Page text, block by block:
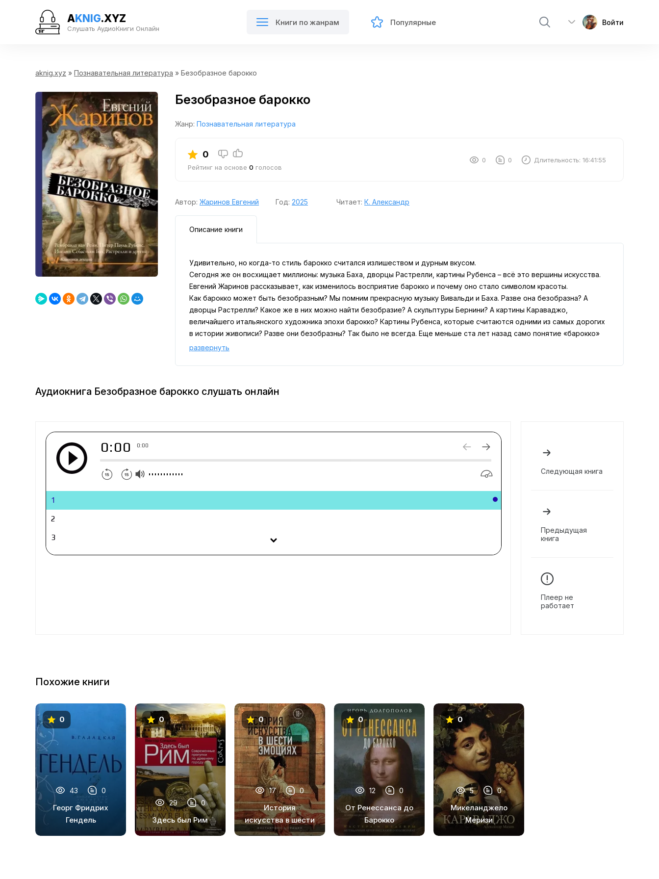
AKNIG.XYZ
Слушать АудиоКниги Онлайн
Книги по жанрам Популярные Войти
aknig.xyz » Познавательная литература » Безобразное барокко
Безобразное барокко
Жанр: Познавательная литература
0
Рейтинг на основе 0 голосов
0 0 Длительность: 16:41:55
Автор: Жаринов Евгений Год: 2025 Читает: К. Александр
Описание книги
Удивительно, но когда-то стиль барокко считался излишеством и дурным вкусом.
Сегодня же он восхищает миллионы: музыка Баха, дворцы Растрелли, картины Рубенса – всё это вершины искусства.
Евгений Жаринов рассказывает, как изменилось восприятие барокко и почему оно стало символом красоты.
Как барокко может быть безобразным? Мы помним прекрасную музыку Вивальди и Баха. Разве она безобразна? А
дворцы Растрелли? Какое же в них можно найти безобразие? А скульптуры Бернини? А картины Караваджо,
величайшего итальянского художника эпохи барокко? Картины Рубенса, которые считаются одними из самых дорогих
в истории живописи? Разве они безобразны? Так было не всегда. Еще меньше ста лет назад само понятие «барокко»
было даже не стилем, а всего лишь пренебрежительной оценкой и показателем дурновкусия – отрицательной кличкой
О том, как безобразное стало прекрасным, как развивался стиль барокко и какое влияние он оказал на мировое
разных эпох и стилей.
развернуть
Аудиокнига Безобразное барокко слушать онлайн
0:00 0:00
1
2
3
4
Следующая книга
Предыдущая
книга
Плеер не
работает
Похожие книги
0
43 0
Георг Фридрих
Гендель
0
29 0
Здесь был Рим
0
17 0
История
искусства в шести
эмоциях
0
12 0
От Ренессанса до
Барокко
0
5 0
Микеланджело
Меризи